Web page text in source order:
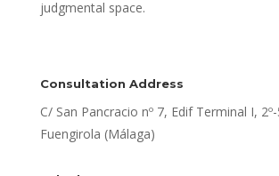
judgmental space.
Consultation Address
C/ San Pancracio nº 7, Edif Terminal I,
Fuengirola (Málaga)